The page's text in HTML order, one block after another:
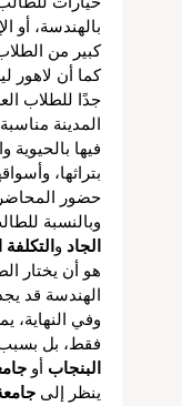
بالهندسة، أو
كبير من
كما أن لاهور
جدًا للطلاب
المدينة
فيها بالحيوية
بتراثها،
حضور
وبالنسبة
الجاد و
هو أن يختار
الهندسة قد
وفي النهاية،
فقط، بل بسبب
البنجاب أو
ينظر إلى